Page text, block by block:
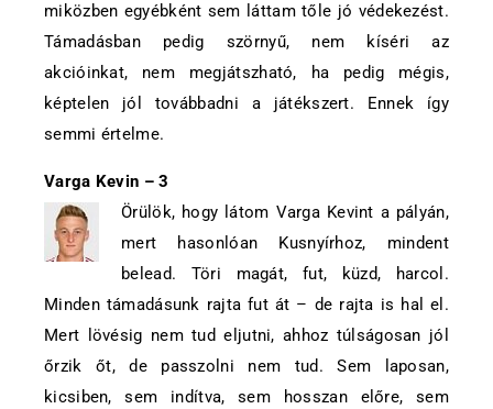
miközben egyébként sem láttam tőle jó védekezést.
Támadásban pedig szörnyű, nem kíséri az
akcióinkat, nem megjátszható, ha pedig mégis,
képtelen jól továbbadni a játékszert. Ennek így
semmi értelme.
Varga Kevin –3
Örülök, hogy látom Varga Kevint a pályán,
mert hasonlóan Kusnyírhoz, mindent
belead. Töri magát, fut, küzd, harcol.
Minden támadásunk rajta fut át – de rajta is hal el.
Mert lövésig nem tud eljutni, ahhoz túlságosan jól
őrzik őt, de passzolni nem tud. Sem laposan,
kicsiben, sem indítva, sem hosszan előre, sem